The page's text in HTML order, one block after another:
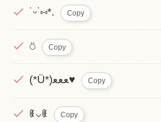
˙ᵕ˙⑅*. Copy
⍥ Copy
(*Ü*)ﻌﻌﻌ♥ Copy
ꈿ⌵ꈿ Copy